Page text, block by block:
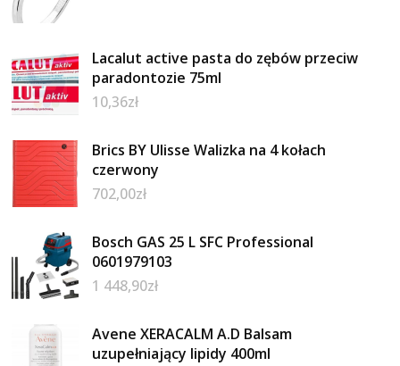
Lacalut active pasta do zębów przeciw
paradontozie 75ml
10,36zł
Brics BY Ulisse Walizka na 4 kołach
czerwony
702,00zł
Bosch GAS 25 L SFC Professional
0601979103
1 448,90zł
Avene XERACALM A.D Balsam
uzupełniający lipidy 400ml